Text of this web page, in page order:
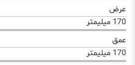
عرض
170 میلیمتر
عمق
170 میلیمتر